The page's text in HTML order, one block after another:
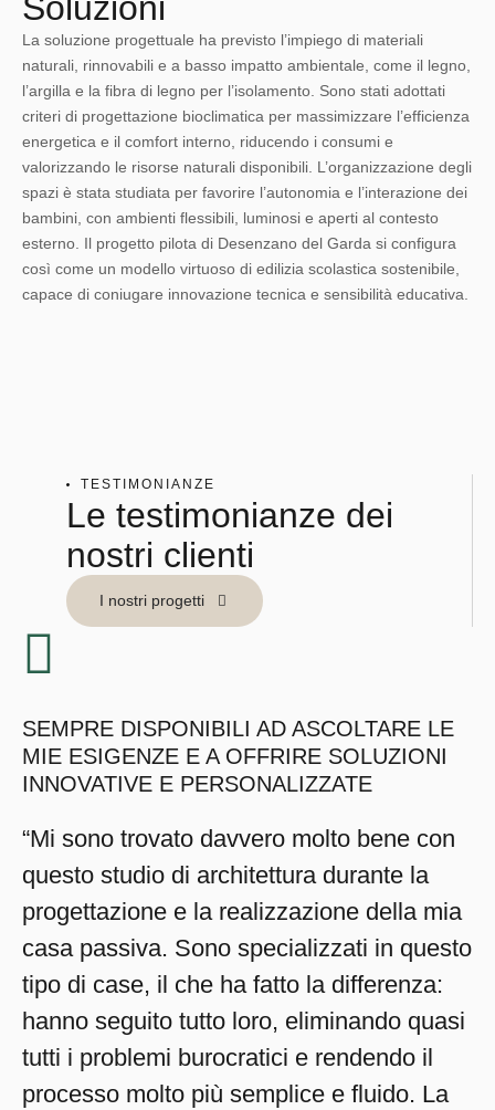
La soluzione progettuale ha previsto l’impiego di materiali
naturali, rinnovabili e a basso impatto ambientale, come il legno,
l’argilla e la fibra di legno per l’isolamento. Sono stati adottati
criteri di progettazione bioclimatica per massimizzare l’efficienza
energetica e il comfort interno, riducendo i consumi e
valorizzando le risorse naturali disponibili. L’organizzazione degli
spazi è stata studiata per favorire l’autonomia e l’interazione dei
bambini, con ambienti flessibili, luminosi e aperti al contesto
esterno. Il progetto pilota di Desenzano del Garda si configura
così come un modello virtuoso di edilizia scolastica sostenibile,
capace di coniugare innovazione tecnica e sensibilità educativa.
TESTIMONIANZE
Le testimonianze dei
nostri clienti
I nostri progetti
SEMPRE DISPONIBILI AD ASCOLTARE LE
MIE ESIGENZE E A OFFRIRE SOLUZIONI
INNOVATIVE E PERSONALIZZATE
“Mi sono trovato davvero molto bene con
questo studio di architettura durante la
progettazione e la realizzazione della mia
casa passiva. Sono specializzati in questo
tipo di case, il che ha fatto la differenza:
hanno seguito tutto loro, eliminando quasi
tutti i problemi burocratici e rendendo il
processo molto più semplice e fluido. La